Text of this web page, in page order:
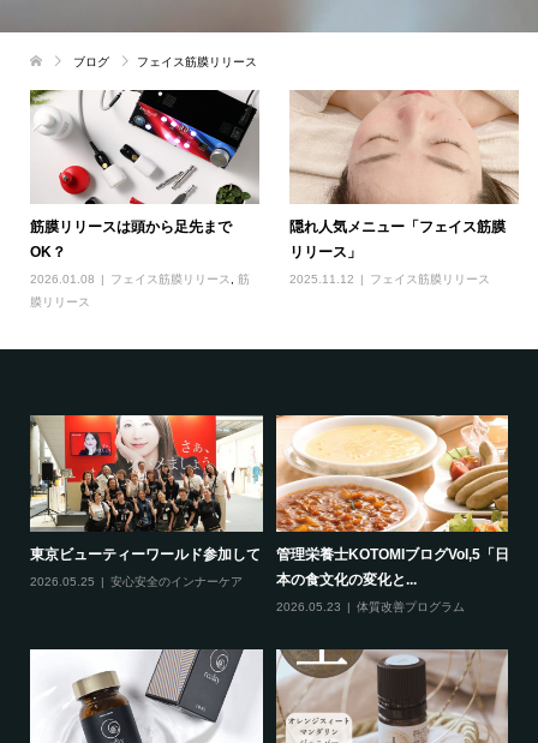
ブログ フェイス筋膜リリース
筋膜リリースは頭から足先まで
OK？
2026.01.08 フェイス筋膜リリース, 筋
膜リリース
隠れ人気メニュー「フェイス筋膜
リリース」
2025.11.12 フェイス筋膜リリース
東京ビューティーワールド参加して
2026.05.25 安心安全のインナーケア
管理栄養士KOTOMIブログVol,5「日
本の食文化の変化と...
2026.05.23 体質改善プログラム